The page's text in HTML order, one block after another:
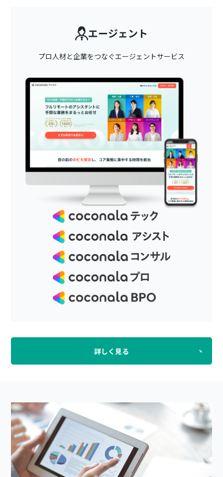
エージェント
プロ人材と企業をつなぐエージェントサービス
詳しく見る